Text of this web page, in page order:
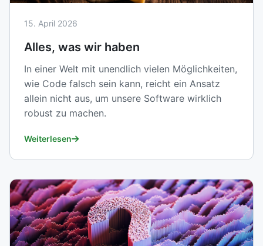
15. April 2026
Alles, was wir haben
In einer Welt mit unendlich vielen Möglichkeiten,
wie Code falsch sein kann, reicht ein Ansatz
allein nicht aus, um unsere Software wirklich
robust zu machen.
Weiterlesen